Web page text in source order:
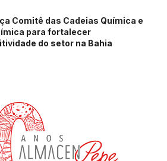
Comitê das Cadeias Química e
para fortalecer
do setor na Bahia